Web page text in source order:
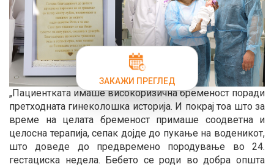
„Пациентката имаше високоризична бременост поради
претходната гинеколошка историја. И покрај тоа што за
време на целата бременост примаше соодветна и
целосна терапија, сепак дојде до пукање на воденикот,
што доведе до предвремено породување во 24.
гестациска недела. Бебето се роди во добра општа
ЗАКАЖИ ПРЕГЛЕД